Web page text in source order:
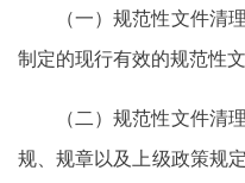
（一）规范性文件清
制定的现行有效的规范性文
（二）规范性文件清
规、规章以及上级政策规